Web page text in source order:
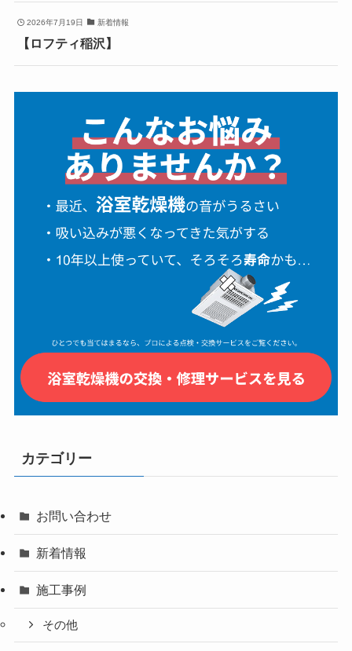
2026年7月19日 新着情報
【ロフティ稲沢】
カテゴリー
お問い合わせ
新着情報
施工事例
その他